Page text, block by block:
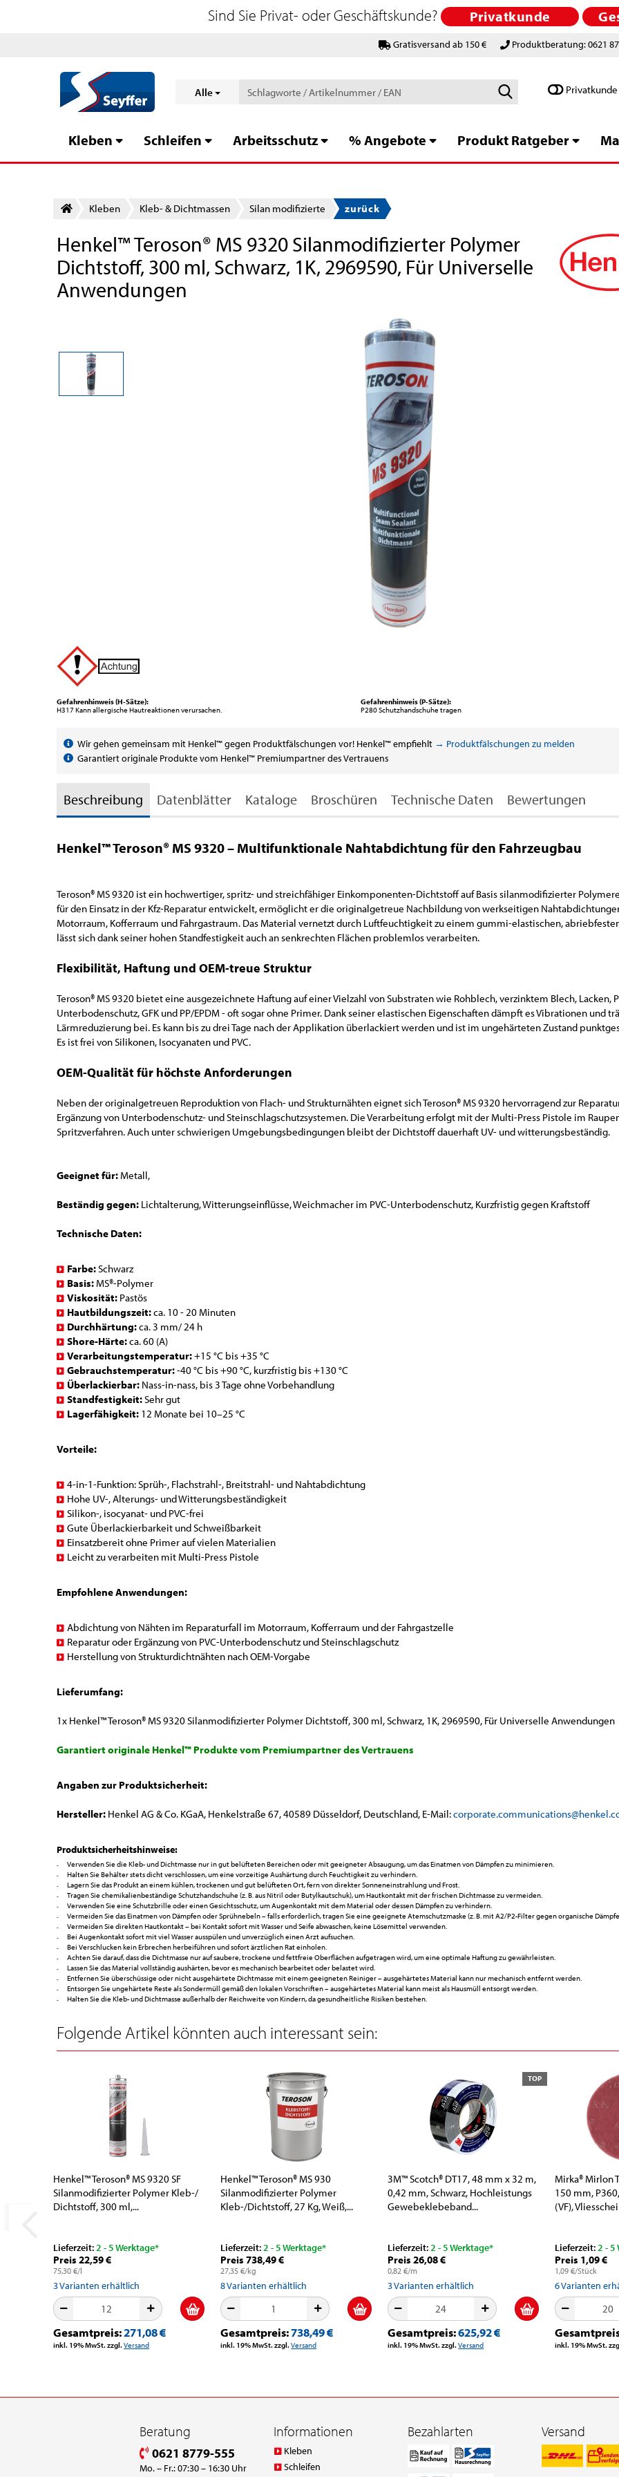
Gratisversand ab 150 € Produktberatung: 0621
Alle
Schlagworte
EAN
Privatkunde
Sind Sie Privat- oder Geschäftskunde? Privatkunde
Kleben Schleifen Arbeitsschutz % Angebote Produkt Ratgeber
Kleben Kleb- & Dichtmassen Silan modifizierte zurück
Henkel™ Teroson® MS 9320 Silanmodifizierter Polymer
Dichtstoff, 300 ml, Schwarz, 1K, 2969590, Für Universelle
Anwendungen
Gefahrenhinweis (H-Sätze):
H317 Kann allergische Hautreaktionen verursachen.
Gefahrenhinweis (P-Sätze):
P280 Schutzhandschuhe tragen
Wir gehen gemeinsam mit Henkel™ gegen Produktfälschungen vor! Henkel™ empfiehlt → Produktfälschungen zu melden
Garantiert originale Produkte vom Henkel™ Premiumpartner des Vertrauens
Beschreibung Datenblätter Kataloge Broschüren Technische Daten Bewertungen
Henkel™ Teroson® MS 9320 – Multifunktionale Nahtabdichtung für den Fahrzeugbau
Teroson® MS 9320 ist ein hochwertiger, spritz- und streichfähiger Einkomponenten-Dichtstoff auf Basis silanmodifizierter
für den Einsatz in der Kfz-Reparatur entwickelt, ermöglicht er die originalgetreue Nachbildung von werkseitigen
Motorraum, Kofferraum und Fahrgastraum. Das Material vernetzt durch Luftfeuchtigkeit zu einem gummi-elastischen,
lässt sich dank seiner hohen Standfestigkeit auch an senkrechten Flächen problemlos verarbeiten.
Flexibilität, Haftung und OEM-treue Struktur
Teroson® MS 9320 bietet eine ausgezeichnete Haftung auf einer Vielzahl von Substraten wie Rohblech, verzinktem Blech, Lacken,
Unterbodenschutz, GFK und PP/EPDM - oft sogar ohne Primer. Dank seiner elastischen Eigenschaften dämpft es Vibrationen und
Lärmreduzierung bei. Es kann bis zu drei Tage nach der Applikation überlackiert werden und ist im ungehärteten Zustand
Es ist frei von Silikonen, Isocyanaten und PVC.
OEM-Qualität für höchste Anforderungen
Neben der originalgetreuen Reproduktion von Flach- und Strukturnähten eignet sich Teroson® MS 9320 hervorragend zur
Ergänzung von Unterbodenschutz- und Steinschlagschutzsystemen. Die Verarbeitung erfolgt mit der Multi-Press Pistole im
Spritzverfahren. Auch unter schwierigen Umgebungsbedingungen bleibt der Dichtstoff dauerhaft UV- und witterungsbeständig.
Geeignet für: Metall,
Beständig gegen: Lichtalterung, Witterungseinflüsse, Weichmacher im PVC-Unterbodenschutz, Kurzfristig gegen Kraftstoff
Technische Daten:
Farbe:Schwarz
Basis: MS®-Polymer
Viskosität: Pastös
Hautbildungszeit:ca. 10 - 20 Minuten
Durchhärtung:ca. 3 mm/ 24 h
Shore-Härte:ca. 60 (A)
Verarbeitungstemperatur:+15 °C bis +35 °C
Gebrauchstemperatur:-40 °C bis +90 °C, kurzfristig bis +130 °C
Überlackierbar: Nass-in-nass, bis 3 Tage ohne Vorbehandlung
Standfestigkeit:Sehr gut
Lagerfähigkeit: 12 Monate bei 10–25 °C
Vorteile:
4-in-1-Funktion: Sprüh-, Flachstrahl-, Breitstrahl- und Nahtabdichtung
Hohe UV-, Alterungs- und Witterungsbeständigkeit
Silikon-, isocyanat- und PVC-frei
Gute Überlackierbarkeit und Schweißbarkeit
Einsatzbereit ohne Primer auf vielen Materialien
Leicht zu verarbeiten mit Multi-Press Pistole
Empfohlene Anwendungen:
Abdichtung von Nähten im Reparaturfall im Motorraum, Kofferraum und der Fahrgastzelle
Reparatur oder Ergänzung von PVC-Unterbodenschutz und Steinschlagschutz
Herstellung von Strukturdichtnähten nach OEM-Vorgabe
Lieferumfang:
1x Henkel™ Teroson® MS 9320 Silanmodifizierter Polymer Dichtstoff, 300 ml, Schwarz, 1K, 2969590, Für Universelle Anwendungen
Garantiert originale Henkel™ Produkte vom Premiumpartner des Vertrauens
Angaben zur Produktsicherheit:
Hersteller: Henkel AG & Co. KGaA, Henkelstraße 67, 40589 Düsseldorf, Deutschland, E-Mail:
Produktsicherheitshinweise:
Verwenden Sie die Kleb- und Dichtmasse nur in gut belüfteten Bereichen oder mit geeigneter Absaugung, um das Einatmen von Dämpfen zu minimieren.
Halten Sie Behälter stets dicht verschlossen, um eine vorzeitige Aushärtung durch Feuchtigkeit zu verhindern.
Lagern Sie das Produkt an einem kühlen, trockenen und gut belüfteten Ort, fern von direkter Sonneneinstrahlung und Frost.
Tragen Sie chemikalienbeständige Schutzhandschuhe (z. B. aus Nitril oder Butylkautschuk), um Hautkontakt mit der frischen Dichtmasse zu vermeiden.
Verwenden Sie eine Schutzbrille oder einen Gesichtsschutz, um Augenkontakt mit dem Material oder dessen Dämpfen zu verhindern.
Vermeiden Sie das Einatmen von Dämpfen oder Sprühnebeln – falls erforderlich, tragen Sie eine geeignete Atemschutzmaske (z. B. mit A2/P2-Filter gegen organische
Vermeiden Sie direkten Hautkontakt – bei Kontakt sofort mit Wasser und Seife abwaschen, keine Lösemittel verwenden.
Bei Augenkontakt sofort mit viel Wasser ausspülen und unverzüglich einen Arzt aufsuchen.
Bei Verschlucken kein Erbrechen herbeiführen und sofort ärztlichen Rat einholen.
Achten Sie darauf, dass die Dichtmasse nur auf saubere, trockene und fettfreie Oberflächen aufgetragen wird, um eine optimale Haftung zu gewährleisten.
Lassen Sie das Material vollständig aushärten, bevor es mechanisch bearbeitet oder belastet wird.
Entfernen Sie überschüssige oder nicht ausgehärtete Dichtmasse mit einem geeigneten Reiniger – ausgehärtetes Material kann nur mechanisch entfernt werden.
Entsorgen Sie ungehärtete Reste als Sondermüll gemäß den lokalen Vorschriften – ausgehärtetes Material kann meist als Hausmüll entsorgt werden.
Halten Sie die Kleb- und Dichtmasse außerhalb der Reichweite von Kindern, da gesundheitliche Risiken bestehen.
Folgende Artikel könnten auch interessant sein:
Henkel™ Teroson® MS 9320 SF
Silanmodifizierter Polymer Kleb-/
Dichtstoff, 300 ml,...
Lieferzeit:2 - 5 Werktage*
Preis 22,59 €
75,30 €/l
3Varianten erhältlich
Gesamtpreis:271,08 €
inkl. 19% MwSt. zzgl.Versand
Henkel™ Teroson® MS 930
Silanmodifizierter Polymer
Kleb-/Dichtstoff, 27 Kg, Weiß,...
Lieferzeit:2 - 5 Werktage*
Preis 738,49 €
27,35 €/kg
8Varianten erhältlich
Gesamtpreis:738,49 €
inkl. 19% MwSt. zzgl.Versand
TOP
3M™ Scotch® DT17, 48 mm x 32 m,
0,42 mm, Schwarz, Hochleistungs
Gewebeklebeband...
Lieferzeit:2 - 5 Werktage*
Preis 26,08 €
0,82 €/m
3Varianten erhältlich
Gesamtpreis:625,92 €
inkl. 19% MwSt. zzgl.Versand
Mirka® Mirlon
150 mm,
(VF),
Lieferzeit:2 - 5
Preis 1,09 €
1,09 €/Stück
6Varianten
inkl. 19% MwSt.
Beratung
0621 8779-555
Mo. – Fr.: 07:30 – 16:30 Uhr
Informationen
Kleben
Schleifen
Bezahlarten Versand